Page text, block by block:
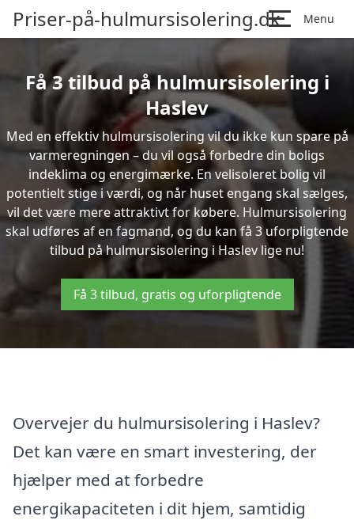
Priser-på-hulmursisolering.dk Menu
Få 3 tilbud på hulmursisolering i
Haslev
Med en effektiv hulmursisolering vil du ikke kun spare på
varmeregningen – du vil også forbedre din boligs
indeklima og energimærke. En velisoleret bolig vil
potentielt stige i værdi, og når huset engang skal sælges,
vil det være mere attraktivt for købere. Hulmursisolering
skal udføres af en fagmand, og du kan få 3 uforpligtende
tilbud på hulmursisolering i Haslev lige nu!
Få 3 tilbud, gratis og uforpligtende
Overvejer du hulmursisolering i Haslev?
Det kan være en smart investering, der
hjælper med at forbedre
energikapaciteten i dit hjem, samtidig